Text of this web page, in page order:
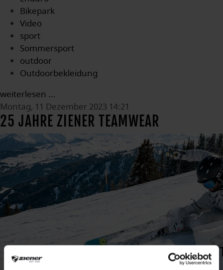
Bikepark
Video
sport
Sommersport
outdoor
Outdoorbekleidung
weiterlesen ...
Montag, 11 Dezember 2023 14:21
25 JAHRE ZIENER TEAMWEAR